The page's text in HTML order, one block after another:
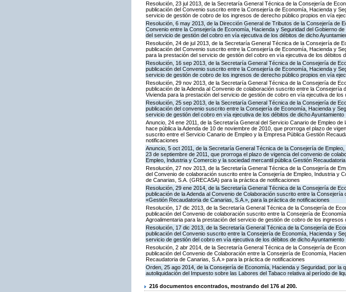
Resolución, 23 jul 2013, de la Secretaría General Técnica de la Consejería de
publicación del Convenio suscrito entre la Consejería de Economía, Hacienda y
servicio de gestión de cobro de los ingresos de derecho público propios en vía
Resolución, 6 may 2013, de la Dirección General de Tributos de la Consejería de
Convenio entre la Consejería de Economía, Hacienda y Seguridad del Gobierno
del servicio de gestión del cobro en vía ejecutiva de los débitos de dicho
Resolución, 24 de jul 2013, de la Secretaría General Técnica de la Consejería de
publicación del Convenio suscrito entre la Consejería de Economía, Hacienda y
para la prestación del servicio de gestión del cobro en vía ejecutiva de los débitos
Resolución, 16 sep 2013, de la Secretaría General Técnica de la Consejería de
publicación del Convenio suscrito entre la Consejería de Economía, Hacienda y
servicio de gestión de cobro de los ingresos de derecho público propios en vía
Resolución, 29 nov 2013, de la Secretaría General Técnica de la Consejería de
publicación de la Adenda al Convenio de colaboración suscrito entre la
Vivienda para la prestación del servicio de gestión de cobro en vía ejecutiva de los
Resolución, 25 sep 2013, de la Secretaría General Técnica de la Consejería de
publicación del convenio suscrito entre la Consejería de Economía, Hacienda y
servicio de gestión del cobro en vía ejecutiva de los débitos de dicho Ayuntamiento
Anuncio, 24 ene 2011, de la Secretaría General del Servicio Canario de Empleo
hace pública la Adenda de 10 de noviembre de 2010, que prorroga el plazo de
suscrito entre el Servicio Canario de Empleo y la Empresa Pública Gestión
notificaciones
Anuncio, 5 oct 2011, de la Secretaría General Técnica de la Consejería de
23 de septiembre de 2011, que prorroga el plazo de vigencia del convenio de
Empleo, Industria y Comercio y la sociedad mercantil pública Gestión
Resolución, 27 nov 2013, de la Secretaría General Técnica de la Consejería de
del Convenio de colaboración suscrito entre la Consejería de Empleo, Industria y
de Canarias, S.A. (GRECASA) para la práctica de notificaciones
Resolución, 29 ene 2014, de la Secretaría General Técnica de la Consejería de
publicación de la Adenda al Convenio de Colaboración suscrito entre la
«Gestión Recaudatoria de Canarias, S.A.», para la práctica de notificaciones
Resolución, 17 dic 2013, de la Secretaría General Técnica de la Consejería de
publicación del Convenio de colaboración suscrito entre la Consejería de
Agroalimentaria para la prestación del servicio de gestión de cobro de los
Resolución, 17 dic 2013, de la Secretaría General Técnica de la Consejería de
publicación del Convenio suscrito entre la Consejería de Economía, Hacienda y
servicio de gestión del cobro en vía ejecutiva de los débitos de dicho Ayuntamiento
Resolución, 2 abr 2014, de la Secretaría General Técnica de la Consejería de
publicación del Convenio de Colaboración entre la Consejería de Economía,
Recaudatoria de Canarias, S.A.» para la práctica de notificaciones
Orden, 25 ago 2014, de la Consejería de Economía, Hacienda y Seguridad, por la
autoliquidación del Impuesto sobre las Labores del Tabaco relativa al período de
216 documentos encontrados, mostrando del 176 al 200.